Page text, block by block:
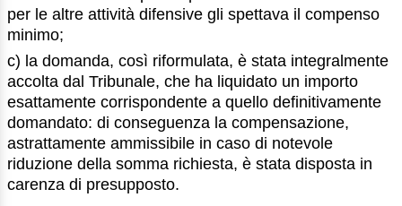
per le altre attività difensive gli spettava il compenso
minimo;
c) la domanda, così riformulata, è stata integralmente
accolta dal Tribunale, che ha liquidato un importo
esattamente corrispondente a quello definitivamente
domandato: di conseguenza la compensazione,
astrattamente ammissibile in caso di notevole
riduzione della somma richiesta, è stata disposta in
carenza di presupposto.